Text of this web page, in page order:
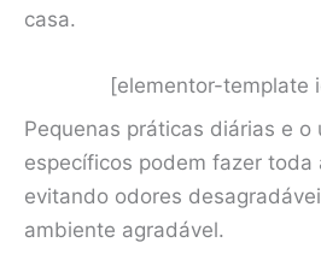
casa.
[elementor-template
Pequenas práticas diárias e o
específicos podem fazer toda
evitando odores
ambiente agradável.